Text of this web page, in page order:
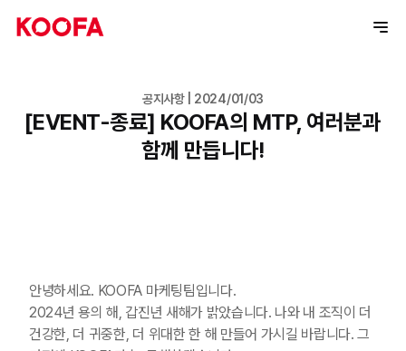
공지사항 | 2024/01/03
[EVENT-종료] KOOFA의 MTP, 여러분과
함께 만듭니다!
안녕하세요. KOOFA 마케팅팀입니다.
2024년 용의 해, 갑진년 새해가 밝았습니다. 나와 내 조직이 더
건강한, 더 귀중한, 더 위대한 한 해 만들어 가시길 바랍니다.그